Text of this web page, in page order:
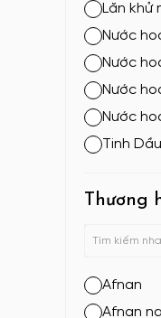
Lăn khử
Nước
Nước
Nước
Nước
Tinh Dầu
Thương
Afnan
Afnan